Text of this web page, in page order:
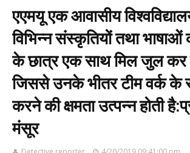
एएमयू एक आवासीय
विभिन्न संस्कृतियों तथा भाषाओं
के छात्र एक साथ मिल जुल कर
जिससे उनके भीतर टीम वर्क के
करने की क्षमता उत्पन्न होती
मंसूर